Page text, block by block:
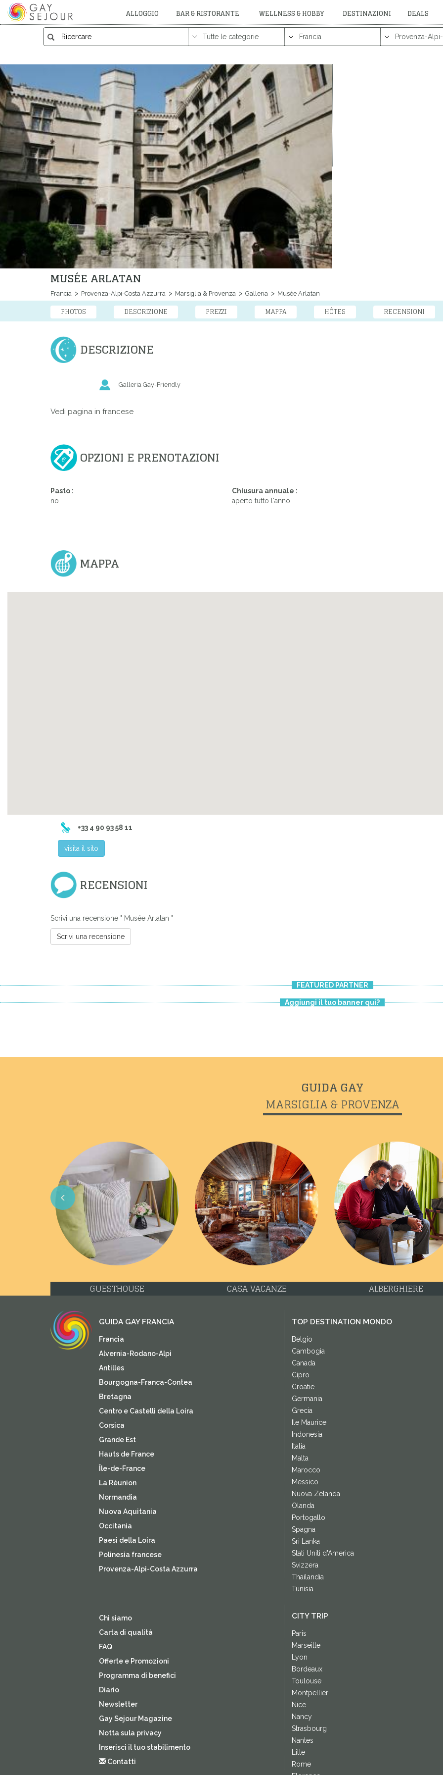
ALLOGGIO BAR & RISTORANTE WELLNESS & HOBBY DESTINAZIONI DEALS
MUSÉE ARLATAN
MUSÉE ARLATAN
Francia Provenza-Alpi-Costa Azzurra Marsiglia & Provenza Galleria Musée Arlatan
PHOTOS DESCRIZIONE PREZZI MAPPA HÔTES RECENSIONI
DESCRIZIONE
Galleria Gay-Friendly
Vedi pagina in francese
OPZIONI E PRENOTAZIONI
Pasto :
no
Chiusura annuale :
aperto tutto l'anno
MAPPA
+33 4 90 93 58 11
visita il sito
RECENSIONI
Scrivi una recensione " Musée Arlatan "
Scrivi una recensione
FEATURED PARTNER
Aggiungi il tuo banner qui?
GUIDA GAY
MARSIGLIA & PROVENZA
Previous
GUESTHOUSE CASA VACANZE ALBERGHIERE
GUIDA GAY FRANCIA
Francia
Alvernia-Rodano-Alpi
Antilles
Bourgogna-Franca-Contea
Bretagna
Centro e Castelli della Loira
Corsica
Grande Est
Hauts de France
Île-de-France
La Réunion
Normandia
Nuova Aquitania
Occitania
Paesi della Loira
Polinesia francese
Provenza-Alpi-Costa Azzurra
TOP DESTINATION MONDO
Belgio
Cambogia
Canada
Cipro
Croatie
Germania
Grecia
Ile Maurice
Indonesia
Italia
Malta
Marocco
Messico
Nuova Zelanda
Olanda
Portogallo
Spagna
Sri Lanka
Stati Uniti d'America
Svizzera
Thailandia
Tunisia
Chi siamo
Carta di qualità
FAQ
Offerte e Promozioni
Programma di benefici
Diario
Newsletter
Gay Sejour Magazine
Notta sula privacy
Inserisci il tuo stabilimento
Contatti
CITY TRIP
Paris
Marseille
Lyon
Bordeaux
Toulouse
Montpellier
Nice
Nancy
Strasbourg
Nantes
Lille
Rome